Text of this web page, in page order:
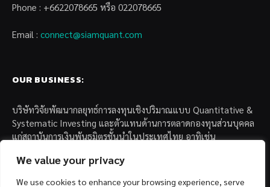
We value your privacy
We use cookies to enhance your browsing experience, serve
Phone : +6622078665 หรือ 022078665
Email : connect@siamquant.com
OUR BUSINESS:
บริษัทวิจัยพัฒนากลยุทธ์การลงทุนเชิงปริมาณแบบ Quantitative &
Systematic Investing และตัวแทนด้านการตลาดกองทุนส่วนบุคคล
แก่สถาบันการเงินพันธมิตรชั้นนำในประเทศไทย อาทิเช่น
– บล. กรุงไทย เอ็กซ์สปริง จำกัด
– บล. ฟิลลิป (ประเทศไทย) จำกัด (มหาชน)